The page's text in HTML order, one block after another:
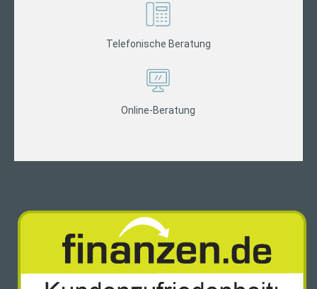
Telefonische Beratung
Online-Beratung